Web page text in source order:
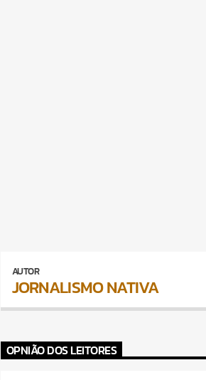
AUTOR
JORNALISMO NATIVA
OPNIÃO DOS LEITORES